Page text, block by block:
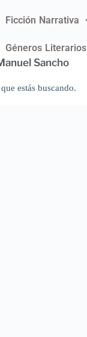
Ficción Narrativa
Géneros Literarios
Sancho
estás buscando.